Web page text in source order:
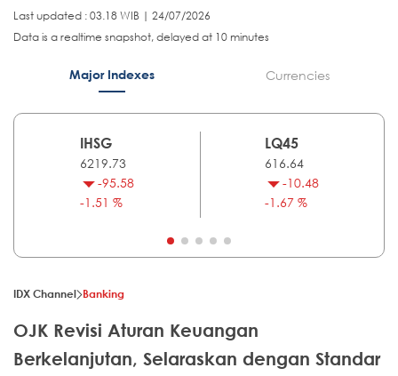
Last updated : 03.18 WIB | 24/07/2026
Data is a realtime snapshot, delayed at 10 minutes
Major Indexes Currencies
IHSG
6219.73
-95.58
-1.51 %
LQ45
616.64
-10.48
-1.67 %
IDX Channel Banking
OJK Revisi Aturan Keuangan
Berkelanjutan, Selaraskan dengan Standar